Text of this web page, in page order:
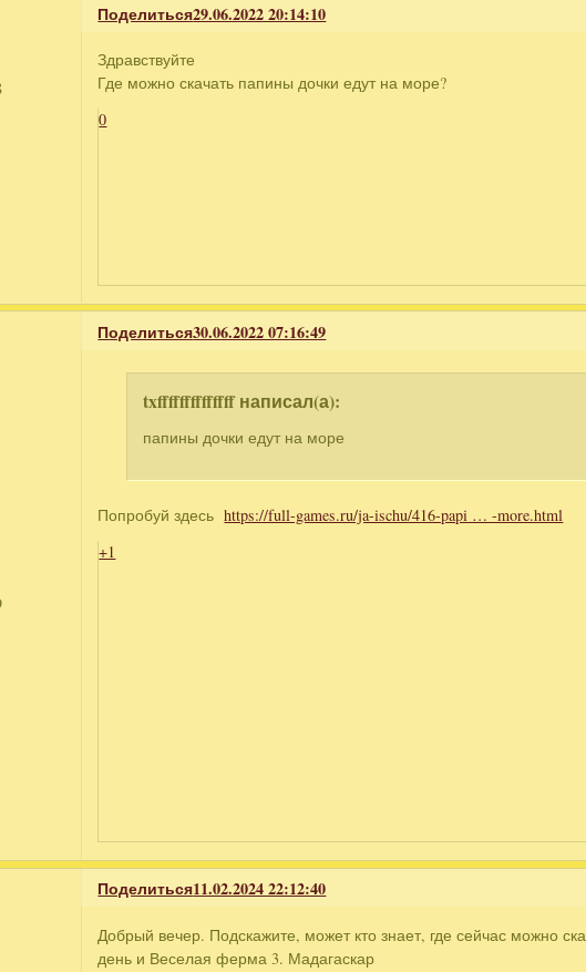
Поделиться29.06.2022 20:14:10
Здравствуйте
Где можно скачать папины дочки едут на море?
0
Поделиться30.06.2022 07:16:49
txffffffffffffff написал(а):
папины дочки едут на море
Попробуй здесьhttps://full-games.ru/ja-ischu/416-papi … -more.html
+1
Поделиться11.02.2024 22:12:40
Добрый вечер. Подскажите, может кто знает, где сейчас можно
день и Веселая ферма 3. Мадагаскар